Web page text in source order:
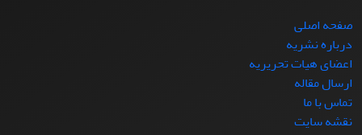
صفحه اصلی
درباره نشریه
اعضای هیات تحریریه
ارسال مقاله
تماس با ما
نقشه سایت